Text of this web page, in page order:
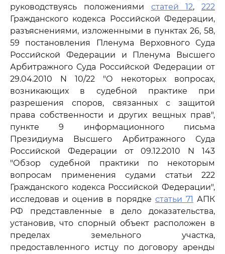
руководствуясь положениями статей 12, 222
Гражданского кодекса Российской Федерации,
разъяснениями, изложенными в пунктах 26, 58,
59 постановления Пленума Верховного Суда
Российской Федерации и Пленума Высшего
Арбитражного Суда Российской Федерации от
29.04.2010 N 10/22 "О некоторых вопросах,
возникающих в судебной практике при
разрешения споров, связанных с защитой
права собственности и других вещных прав",
пункте 9 информационного письма
Президиума Высшего Арбитражного Суда
Российской Федерации от 09.12.2010 N 143
"Обзор судебной практики по некоторым
вопросам применения судами статьи 222
Гражданского кодекса Российской Федерации",
исследовав и оценив в порядке статьи 71 АПК
РФ представленные в дело доказательства,
установив, что спорный объект расположен в
пределах земельного участка,
предоставленного истцу по договору аренды